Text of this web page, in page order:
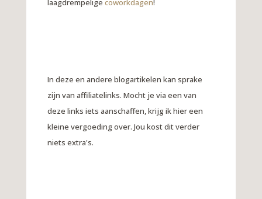
laagdrempelige coworkdagen!
In deze en andere blogartikelen kan sprake
zijn van affiliatelinks. Mocht je via een van
deze links iets aanschaffen, krijg ik hier een
kleine vergoeding over. Jou kost dit verder
niets extra's.